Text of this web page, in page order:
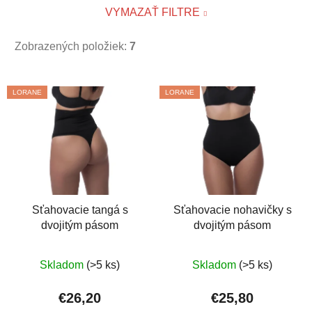
VYMAZAŤ FILTRE
Zobrazených položiek: 7
V
ý
LORANE
Sťahovacie tangá s
dvojitým pásom
hodnotenie
produktu
Skladom (>5 ks)
€26,20
LORANE
Sťahovacie nohavičky s
dvojitým pásom
hodnotenie
produktu
Skladom (>5 ks)
€25,80